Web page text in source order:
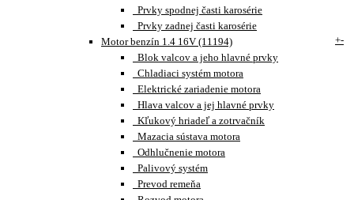
Prvky spodnej časti karosérie
Prvky zadnej časti karosérie
Motor benzín 1.4 16V (11194)
+-
Blok valcov a jeho hlavné prvky
Chladiaci systém motora
Elektrické zariadenie motora
Hlava valcov a jej hlavné prvky
Kľukový hriadeľ a zotrvačník
Mazacia sústava motora
Odhlučnenie motora
Palivový systém
Prevod remeňa